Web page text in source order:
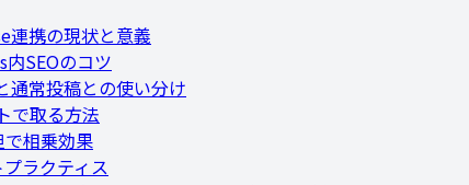
携の現状と意義
SEOのコツ
通常投稿との使い分け
で取る方法
相乗効果
ラクティス